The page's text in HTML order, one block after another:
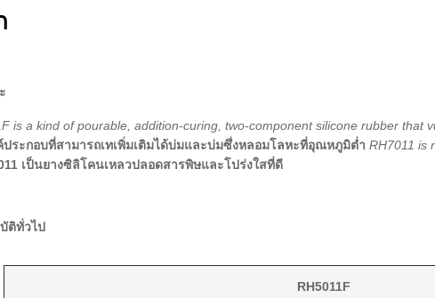
is a kind of pourable, addition-curing, two-component silicone rubber that
ประกอบที่สามารถเทเพิ่มเติมได้บ่มและบ่มซึ่งหลอมโลหะที่อุณหภูมิต่ำ RH7011 is
เป็นยางซิลิโคนเหลวปลอดสารพิษและโปร่งใสที่ดี
ติทั่วไป
RH5011F